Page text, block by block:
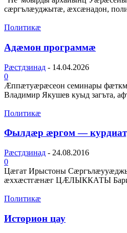
сæргълæуджытæ, æхсæнадон,
Политикæ
Адæмон программæ
Рæстдзинад - 14.04.2026
0
Æппæтуæрæсеон семинары
Владимир Якушев куыд загъта,
Политикæ
Фылдæр æргом —
Рæстдзинад - 24.08.2016
0
Цæгат Ирыстоны
æххæстгæнæг ЦÆЛЫККАТЫ
Политикæ
Историон цау